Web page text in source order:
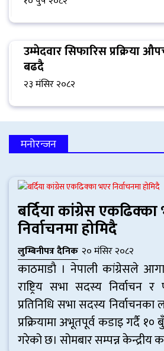
उम्मेदवार सिफारिस प्रक्रिया
बढदै
२३ मंसिर २०८२
मनोरन्जन
बर्दिया कांग्रेस
निर्वाचनमा होमिदै
लुम्बिनीपत्र दैनिक २० मंसिर २०८२
काठमाडाै । नेपाली कांग्रेसले
राष्ट्रिय सभा सदस्य
प्रतिनिधि सभा सदस्य निर्वाचनका
प्रक्रियामा अभूतपूर्व कडाइ गर्दै
गरेको छ। सोमबार सम्पन्न केन्द्रीय